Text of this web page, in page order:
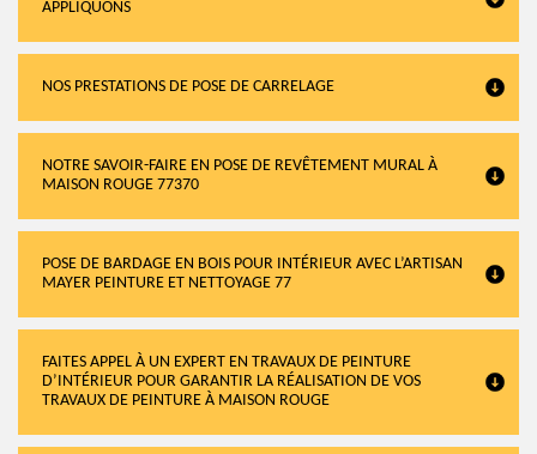
APPLIQUONS
NOS PRESTATIONS DE POSE DE CARRELAGE
NOTRE SAVOIR-FAIRE EN POSE DE REVÊTEMENT MURAL À
MAISON ROUGE 77370
POSE DE BARDAGE EN BOIS POUR INTÉRIEUR AVEC L’ARTISAN
MAYER PEINTURE ET NETTOYAGE 77
FAITES APPEL À UN EXPERT EN TRAVAUX DE PEINTURE
D’INTÉRIEUR POUR GARANTIR LA RÉALISATION DE VOS
TRAVAUX DE PEINTURE À MAISON ROUGE